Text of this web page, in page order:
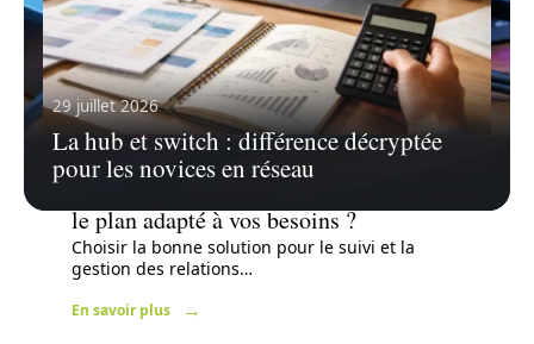
29 juillet 2026
La hub et switch : différence décryptée
pour les novices en réseau
20 mai 2026
le plan adapté à vos besoins ?
Choisir la bonne solution pour le suivi et la
gestion des relations…
En savoir plus